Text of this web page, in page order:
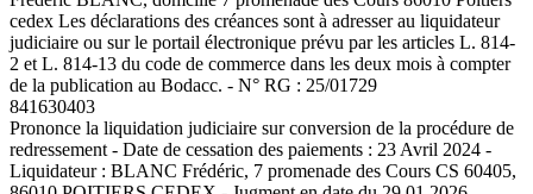
cedex Les déclarations des créances sont à adresser au liquidateur
judiciaire ou sur le portail électronique prévu par les articles L. 814-
2 et L. 814-13 du code de commerce dans les deux mois à compter
de la publication au Bodacc. - N° RG : 25/01729
841630403
Prononce la liquidation judiciaire sur conversion de la procédure de
redressement - Date de cessation des paiements : 23 Avril 2024 -
Liquidateur : BLANC Frédéric, 7 promenade des Cours CS 60405,